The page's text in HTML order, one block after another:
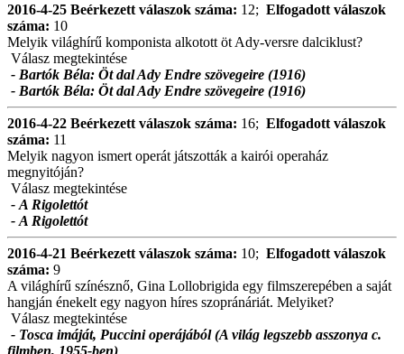
2016-4-25 Beérkezett válaszok száma: 12; Elfogadott válaszok
száma: 10
Melyik világhírű komponista alkotott öt Ady-versre dalciklust?
Válasz megtekintése
- Bartók Béla: Öt dal Ady Endre szövegeire (1916)
- Bartók Béla: Öt dal Ady Endre szövegeire (1916)
2016-4-22 Beérkezett válaszok száma: 16; Elfogadott válaszok
száma: 11
Melyik nagyon ismert operát játszották a kairói operaház
megnyitóján?
Válasz megtekintése
- A Rigolettót
- A Rigolettót
2016-4-21 Beérkezett válaszok száma: 10; Elfogadott válaszok
száma: 9
A világhírű színésznő, Gina Lollobrigida egy filmszerepében a saját
hangján énekelt egy nagyon híres szopránáriát. Melyiket?
Válasz megtekintése
- Tosca imáját, Puccini operájából (A világ legszebb asszonya c.
filmben, 1955-ben)